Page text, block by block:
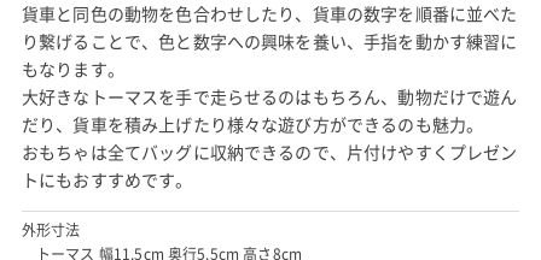
貨車と同色の動物を色合わせしたり、貨車の数字を順番に並べた
り繋げることで、色と数字への興味を養い、手指を動かす練習に
もなります。
大好きなトーマスを手で走らせるのはもちろん、動物だけで遊ん
だり、貨車を積み上げたり様々な遊び方ができるのも魅力。
おもちゃは全てバッグに収納できるので、片付けやすくプレゼン
トにもおすすめです。
外形寸法
トーマス 幅11.5cm 奥行5.5cm 高さ8cm